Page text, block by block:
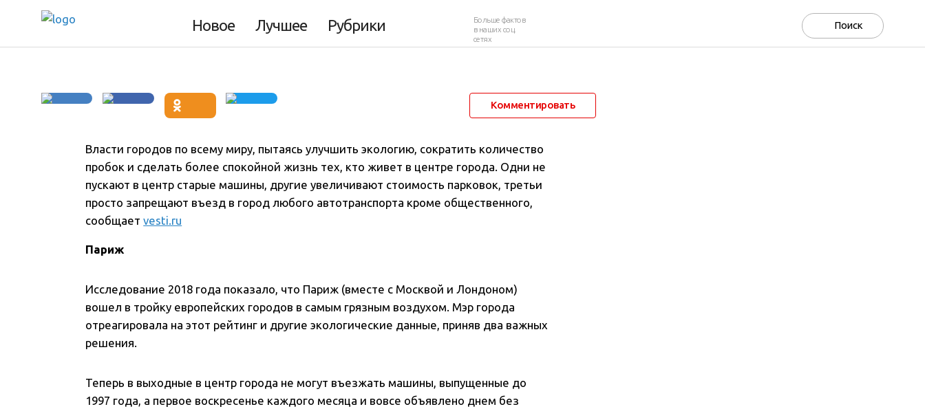
Новое Лучшее Рубрики
Больше фактов
в наших соц.
сетях
Комментировать
Власти городов по всему миру, пытаясь улучшить экологию, сократить количество
пробок и сделать более спокойной жизнь тех, кто живет в центре города. Одни не
пускают в центр старые машины, другие увеличивают стоимость парковок, третьи
просто запрещают въезд в город любого автотранспорта кроме общественного,
сообщаетvesti.ru
Париж
Исследование 2018 года показало, что Париж (вместе с Москвой и Лондоном)
вошел в тройку европейских городов в самым грязным воздухом. Мэр города
отреагировала на этот рейтинг и другие экологические данные, приняв два важных
решения.
Теперь в выходные в центр города не могут въезжать машины, выпущенные до
1997 года, а первое воскресенье каждого месяца и вовсе объявлено днем без